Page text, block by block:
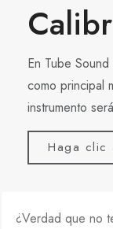
En Tube
como principal
instrumento
Haga clic
¿Verdad que no